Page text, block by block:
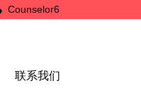
Counselor6
联系我们